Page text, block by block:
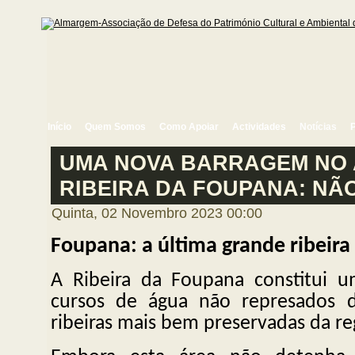
Início Quem Somos Como Apoiar Actividades Notícias
UMA NOVA BARRAGEM
RIBEIRA DA FOUPANA:
Quinta, 02 Novembro 2023 00:00
Foupana: a última grande
A Ribeira da Foupana constitui
cursos de água não represados
ribeiras mais bem preservadas da